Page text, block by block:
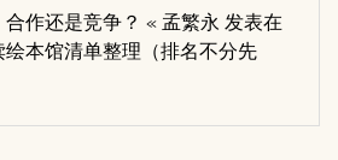
作还是竞争？ « 孟繁永 发表在
本馆清单整理（排名不分先